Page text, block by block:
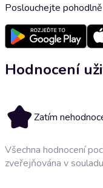
Poslouchejte
Hodnocení
Zatím
Všechna hodnocení
zveřejňována v